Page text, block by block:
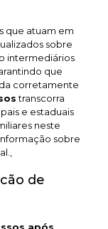
que atuam em
sobre
intermediários
que
corretamente
transcorra
e estaduais
neste
sobre
de